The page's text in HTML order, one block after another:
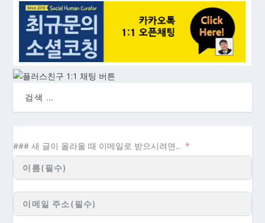
### 새 글이 올라올 때 이메일로 받으시려면...